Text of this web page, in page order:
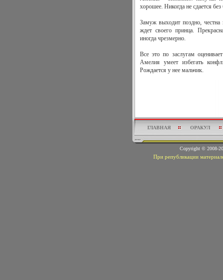
хорошее. Никогда не сдается
Замуж выходит поздно,
ждет своего принца.
иногда чрезмерно.
Все это по заслугам
Амелия умеет избегать
Рождается у нее мальчик.
ГЛАВНАЯ ОРАКУЛ
Copyright © 2008-
При републикации